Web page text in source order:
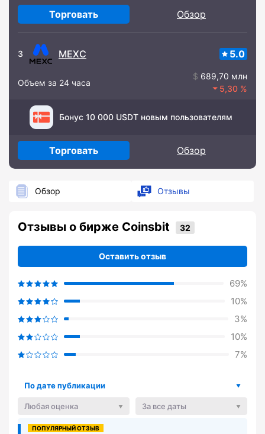
Торговать Обзор
3 MEXC 5.0
Объем за 24 часа
689,70 млн
5,30
Бонус 10 000 USDT новым пользователям
Торговать Обзор
Обзор Отзывы
Отзывы о бирже Coinsbit
Оставить отзыв
69%
10%
3%
10%
7%
По дате публикации
Любая оценка За все даты